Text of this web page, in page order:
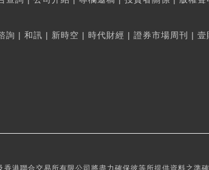
詢 | 和訊 | 新時空 | 時代財經 | 證券市場周刊 | 壹